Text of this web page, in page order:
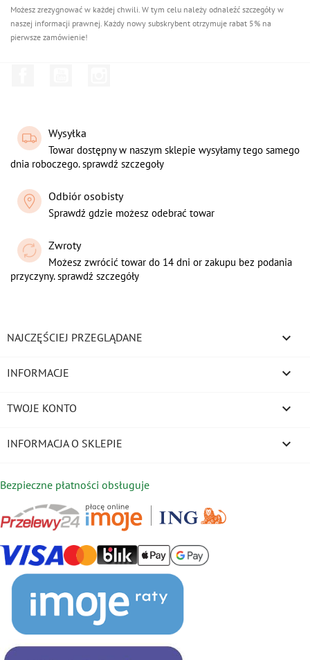
Możesz zrezygnować w każdej chwili. W tym celu należy odnaleźć szczegóły w
naszej informacji prawnej. Każdy nowy subskrybent otrzymuje rabat 5% na
pierwsze zamówienie!
Wysyłka
Towar dostępny w naszym sklepie wysyłamy tego samego
dnia roboczego. sprawdź szczegoły
Odbiór osobisty
Sprawdź gdzie możesz odebrać towar
Zwroty
Możesz zwrócić towar do 14 dni or zakupu bez podania
przyczyny. sprawdź szczegóły
NAJCZĘŚCIEJ PRZEGLĄDANE 
INFORMACJE 
TWOJE KONTO 
INFORMACJA O SKLEPIE keyboard_arrow_down
Bezpieczne płatności obsługuje